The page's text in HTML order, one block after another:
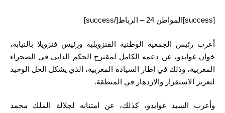
[success]المواطن 24 – الرباط[/success]
أعرب رئيس الجمعية الوطنية الفنزويلية ورئيس فنزويلا بالنيابة،
خوان غوايدو، عن دعمه الكامل لمقترح الحكم الذاتي في الصحراء
المغربية، وذلك في إطار السيادة المغربية، الذي يشكل الحل الوحيد
لتعزيز الاستقرار والازدهار في المنطقة.
وأعرب السيد غوايدو، كذلك، عن امتنانه لجلالة الملك محمد